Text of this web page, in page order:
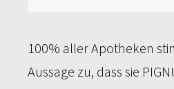
100% aller Apotheken
Aussage zu, dass sie